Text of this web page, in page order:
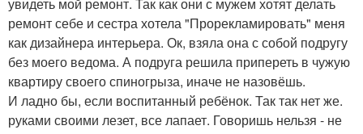
ремонт себе и сестра хотела "Прорекламировать" меня
как дизайнера интерьера. Ок, взяла она с собой подругу
без моего ведома. А подруга решила припереть в чужую
квартиру своего спиногрыза, иначе не назовёшь.
И ладно бы, если воспитанный ребёнок. Так так нет же.
руками своими лезет, все лапает. Говоришь нельзя - не